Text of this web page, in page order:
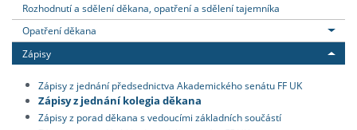
Rozhodnutí a sdělení děkana, opatření a sdělení tajemníka
Opatření děkana
Zápisy
Zápisy z jednání předsednictva Akademického senátu FF UK
Zápisy z jednání kolegia děkana
Zápisy z porad děkana s vedoucími základních součástí